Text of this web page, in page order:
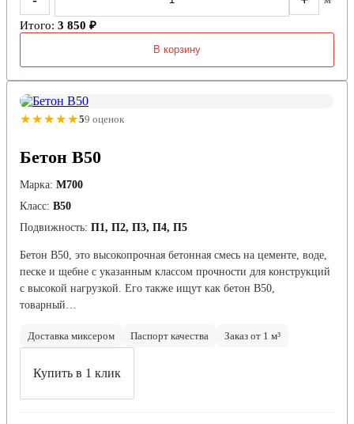
Итого: 3 850 ₽
В корзину
★★★★★59 оценок
Бетон B50
Марка: М700
Класс: В50
Подвижность: П1, П2, П3, П4, П5
Бетон B50, это высокопрочная бетонная смесь на цементе, воде,
песке и щебне с указанным классом прочности для конструкций
с высокой нагрузкой. Его также ищут как бетон В50,
товарный…
Доставка миксером Паспорт качества Заказ от 1 м³
Купить в 1 клик